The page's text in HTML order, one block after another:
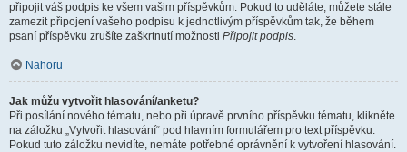
připojit váš podpis ke všem vašim příspěvkům. Pokud to uděláte, můžete stále
zamezit připojení vašeho podpisu k jednotlivým příspěvkům tak, že během
psaní příspěvku zrušíte zaškrtnutí možnosti Připojit podpis.
Nahoru
Jak můžu vytvořit hlasování/anketu?
Při posílání nového tématu, nebo při úpravě prvního příspěvku tématu, klikněte
na záložku „Vytvořit hlasování“ pod hlavním formulářem pro text příspěvku.
Pokud tuto záložku nevidíte, nemáte potřebné oprávnění k vytvoření hlasování.